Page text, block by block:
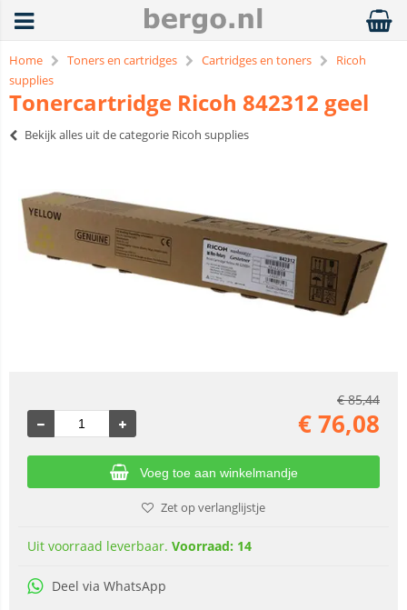
Home Toners en cartridges Cartridges en toners
Ricoh
supplies
Tonercartridge Ricoh 842312 geel
Bekijk alles uit de categorie Ricoh supplies
€85,44
€76,08
Voeg toe aan winkelmandje
Zet op verlanglijstje
Uit voorraad leverbaar. Voorraad: 14
Deel via WhatsApp